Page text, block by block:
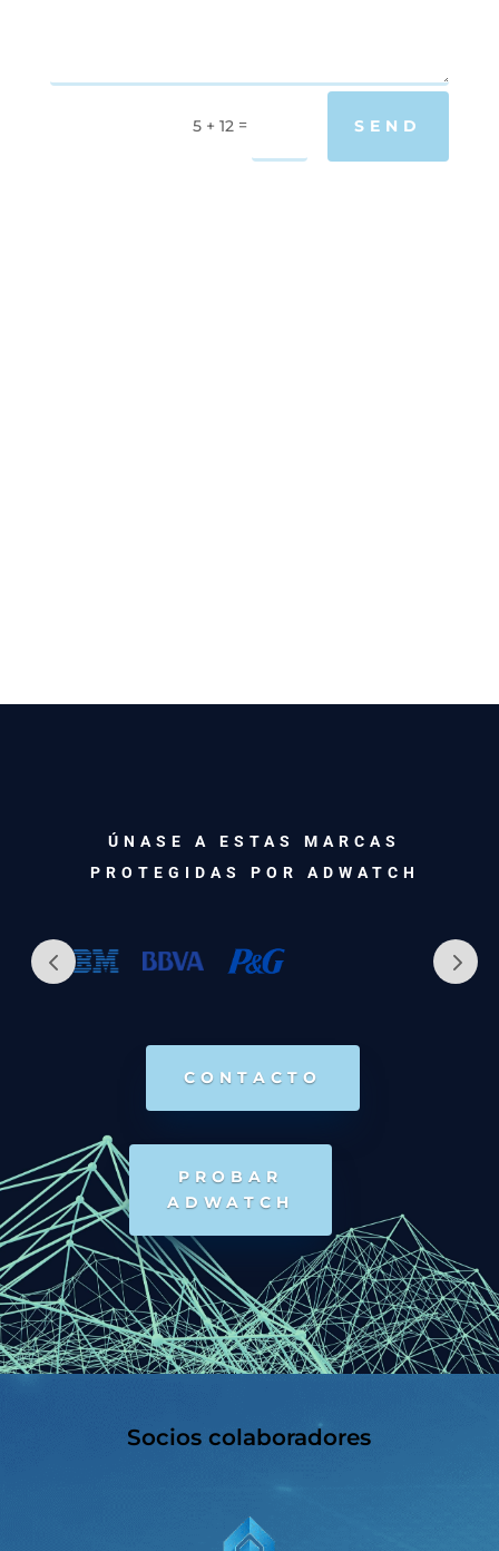
5 + 12 = SEND
ÚNASE A ESTAS MARCAS
PROTEGIDAS POR ADWATCH
CONTACTO
PROBAR
ADWATCH
Socios colaboradores